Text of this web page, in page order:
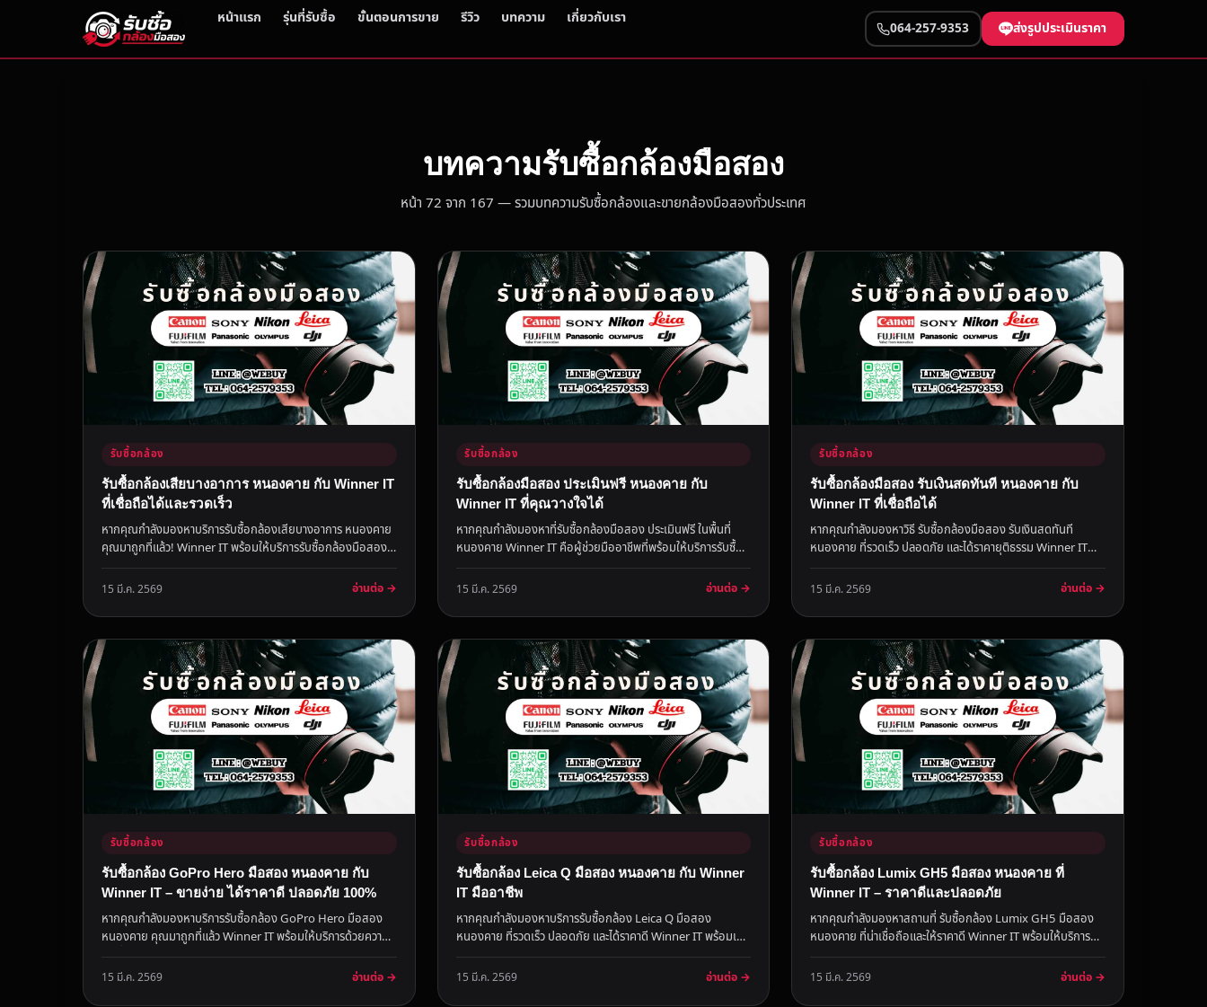
หน้าแรก รุ่นที่รับซื้อ ขั้นตอนการขาย รีวิว บทความ เกี่ยวกับเรา
064-257-9353 ส่งรูปประเมินราคา
บทความรับซื้อกล้องมือสอง
หน้า 72 จาก 167 — รวมบทความรับซื้อกล้องและขายกล้องมือสองทั่วประเทศ
รับซื้อกล้อง
รับซื้อกล้องเสียบางอาการ หนองคาย กับ Winner IT
ที่เชื่อถือได้และรวดเร็ว
หากคุณกำลังมองหาบริการรับซื้อกล้องเสียบางอาการ หนองคาย
คุณมาถูกที่แล้ว! Winner IT พร้อมให้บริการรับซื้อกล้องมือสอง
ทุกสภาพ ด้ว...
15 มี.ค. 2569 อ่านต่อ →
รับซื้อกล้อง
รับซื้อกล้องมือสอง ประเมินฟรี หนองคาย กับ
Winner IT ที่คุณวางใจได้
หากคุณกำลังมองหาที่รับซื้อกล้องมือสอง ประเมินฟรี ในพื้นที่
หนองคาย Winner IT คือผู้ช่วยมืออาชีพที่พร้อมให้บริการรับซื้อ
กล้องคุ...
15 มี.ค. 2569 อ่านต่อ →
รับซื้อกล้อง
รับซื้อกล้องมือสอง รับเงินสดทันที หนองคาย กับ
Winner IT ที่เชื่อถือได้
หากคุณกำลังมองหาวิธี รับซื้อกล้องมือสอง รับเงินสดทันที
หนองคาย ที่รวดเร็ว ปลอดภัย และได้ราคายุติธรรม Winner IT
เป็นตัวเลือกที...
15 มี.ค. 2569 อ่านต่อ →
รับซื้อกล้อง
รับซื้อกล้อง GoPro Hero มือสอง หนองคาย กับ
Winner IT – ขายง่าย ได้ราคาดี ปลอดภัย 100%
หากคุณกำลังมองหาบริการรับซื้อกล้อง GoPro Hero มือสอง
หนองคาย คุณมาถูกที่แล้ว Winner IT พร้อมให้บริการด้วยความ
น่าเชื่อถือ รวดเ...
15 มี.ค. 2569 อ่านต่อ →
รับซื้อกล้อง
รับซื้อกล้อง Leica Q มือสอง หนองคาย กับ Winner
IT มืออาชีพ
หากคุณกำลังมองหาบริการรับซื้อกล้อง Leica Q มือสอง
หนองคาย ที่รวดเร็ว ปลอดภัย และได้ราคาดี Winner IT พร้อมเป็น
ตัวช่วยมืออาชีพส...
15 มี.ค. 2569 อ่านต่อ →
รับซื้อกล้อง
รับซื้อกล้อง Lumix GH5 มือสอง หนองคาย ที่
Winner IT – ราคาดีและปลอดภัย
หากคุณกำลังมองหาสถานที่ รับซื้อกล้อง Lumix GH5 มือสอง
หนองคาย ที่น่าเชื่อถือและให้ราคาดี Winner IT พร้อมให้บริการ
ด้วยความรวดเ...
15 มี.ค. 2569 อ่านต่อ →